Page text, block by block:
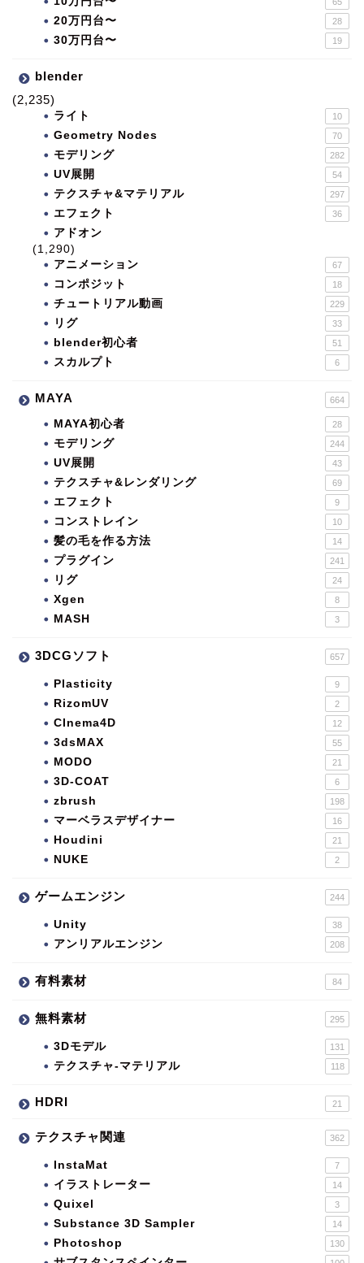
65
20万円台〜 28
30万円台〜 19
blender
(2,235)
ライト 10
Geometry Nodes 70
モデリング 282
UV展開 54
テクスチャ&マテリアル 297
エフェクト 36
アドオン
(1,290)
アニメーション
67
コンポジット 18
チュートリアル動画 229
リグ 33
blender初心者 51
スカルプト 6
MAYA 664
MAYA初心者 28
モデリング 244
UV展開 43
テクスチャ&レンダリング 69
エフェクト 9
コンストレイン 10
髪の毛を作る方法 14
プラグイン 241
リグ 24
Xgen 8
MASH 3
3DCGソフト 657
Plasticity 9
RizomUV 2
CInema4D 12
3dsMAX 55
MODO 21
3D-COAT 6
zbrush 198
マーベラスデザイナー 16
Houdini 21
NUKE 2
ゲームエンジン 244
Unity 38
アンリアルエンジン 208
有料素材 84
無料素材 295
3Dモデル 131
テクスチャ-マテリアル 118
HDRI 21
テクスチャ関連 362
InstaMat 7
イラストレーター 14
Quixel 3
Substance 3D Sampler 14
Photoshop 130